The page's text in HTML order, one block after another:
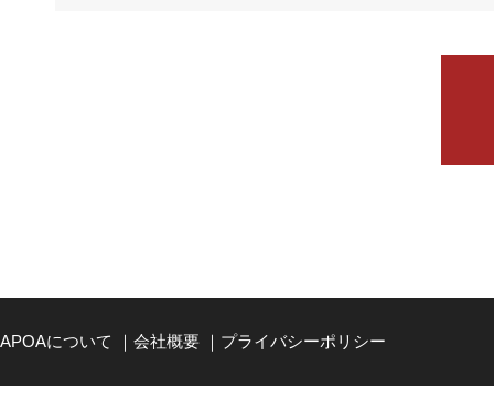
APOAについて ｜ 会社概要 ｜ プライバシーポリシー